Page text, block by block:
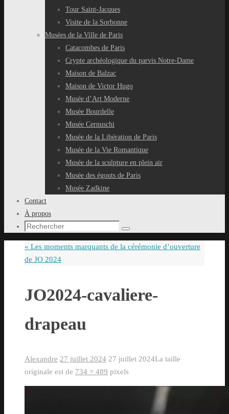
Tour Saint-Jacques
Visite de la Sorbonne
Musées de la Ville de Paris
Catacombes de Paris
Crypte archéologique du parvis Notre-Dame
Maison de Balzac
Maison de Victor Hugo
Musée d’Art Moderne
Musée Bourdelle
Musée Cernuschi
Musée de la Libération de Paris
Musée de la Vie Romantique
Musée de la sculpture en plein air
Musée des égouts de Paris
Musée Zadkine
Contact
À propos
Recherche
:
Rechercher
« Les moments marquants de la cérémonie d’ouverture
de JO 2024
JO2024-cavaliere-
drapeau
Alexandre 27 juillet 2024 27 juillet 2024La taille
originale est de 734 × 489 pixels